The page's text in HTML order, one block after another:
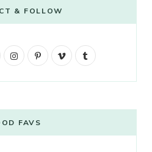
& FOLLOW
I
t
a
P
e
V
o
l
FAVS